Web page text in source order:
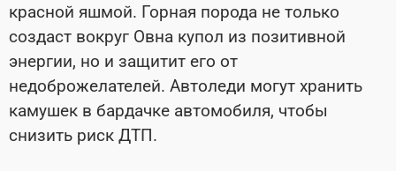
красной яшмой. Горная порода не только
создаст вокруг Овна купол из позитивной
энергии, но и защитит его от
недоброжелателей. Автоледи могут хранить
камушек в бардачке автомобиля, чтобы
снизить риск ДТП.